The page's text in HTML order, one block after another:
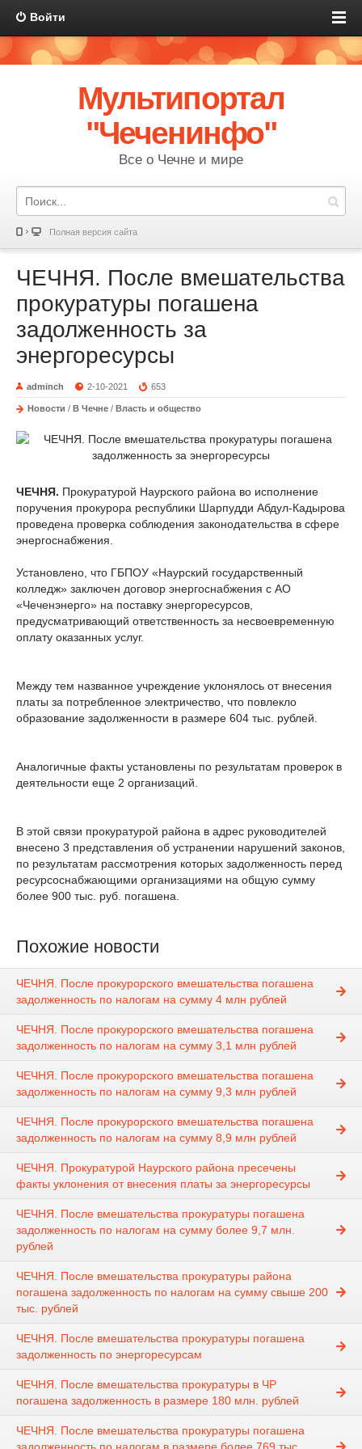
Войти
Мультипортал
"Чеченинфо"
Все о Чечне и мире
Полная версия сайта
ЧЕЧНЯ. После вмешательства
прокуратуры погашена
задолженность за
энергоресурсы
adminch 2-10-2021 653
Новости / В Чечне / Власть и общество
ЧЕЧНЯ. Прокуратурой Наурского района во исполнение
поручения прокурора республики Шарпудди Абдул-Кадырова
проведена проверка соблюдения законодательства в сфере
энергоснабжения.
Установлено, что ГБПОУ «Наурский государственный
колледж» заключен договор энергоснабжения с АО
«Чеченэнерго» на поставку энергоресурсов,
предусматривающий ответственность за несвоевременную
оплату оказанных услуг.
Между тем названное учреждение уклонялось от внесения
платы за потребленное электричество, что повлекло
образование задолженности в размере 604 тыс. рублей.
Аналогичные факты установлены по результатам проверок в
деятельности еще 2 организаций.
В этой связи прокуратурой района в адрес руководителей
внесено 3 представления об устранении нарушений законов,
по результатам рассмотрения которых задолженность перед
ресурсоснабжающими организациями на общую сумму
более 900 тыс. руб. погашена.
Похожие новости
ЧЕЧНЯ. После прокурорского вмешательства погашена
задолженность по налогам на сумму 4 млн рублей
ЧЕЧНЯ. После прокурорского вмешательства погашена
задолженность по налогам на сумму 3,1 млн рублей
ЧЕЧНЯ. После прокурорского вмешательства погашена
задолженность по налогам на сумму 9,3 млн рублей
ЧЕЧНЯ. После прокурорского вмешательства погашена
задолженность по налогам на сумму 8,9 млн рублей
ЧЕЧНЯ. Прокуратурой Наурского района пресечены
факты уклонения от внесения платы за энергоресурсы
ЧЕЧНЯ. После вмешательства прокуратуры погашена
задолженность по налогам на сумму более 9,7 млн.
рублей
ЧЕЧНЯ. После вмешательства прокуратуры района
погашена задолженность по налогам на сумму свыше 200
тыс. рублей
ЧЕЧНЯ. После вмешательства прокуратуры погашена
задолженность по энергоресурсам
ЧЕЧНЯ. После вмешательства прокуратуры в ЧР
погашена задолженность в размере 180 млн. рублей
ЧЕЧНЯ. После вмешательства прокуратуры погашена